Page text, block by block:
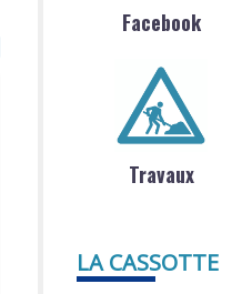
Facebook
Travaux
LA CASSOTTE